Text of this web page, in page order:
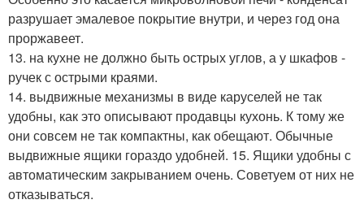
разрушает эмалевое покрытие внутри, и через год она
проржавеет.
13. на кухне не должно быть острых углов, а у шкафов -
ручек с острыми краями.
14. выдвижные механизмы в виде каруселей не так
удобны, как это описывают продавцы кухонь. К тому же
они совсем не так компактны, как обещают. Обычные
выдвижные ящики гораздо удобней. 15. Ящики удобны с
автоматическим закрыванием очень. Советуем от них не
отказываться.